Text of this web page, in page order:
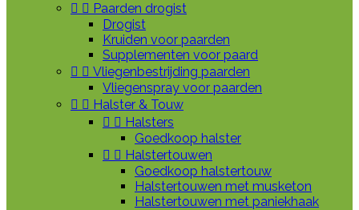
  Paarden drogist
Drogist
Kruiden voor paarden
Supplementen voor paard
  Vliegenbestrijding paarden
Vliegenspray voor paarden
  Halster & Touw
  Halsters
Goedkoop halster
  Halstertouwen
Goedkoop halstertouw
Halstertouwen met musketon
Halstertouwen met paniekhaak